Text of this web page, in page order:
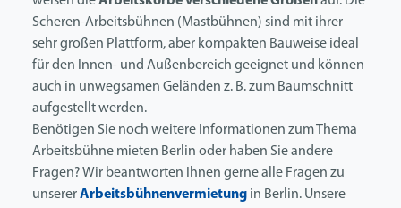
Scheren-Arbeitsbühnen (Mastbühnen) sind mit ihrer
sehr großen Plattform, aber kompakten Bauweise ideal
für den Innen- und Außenbereich geeignet und können
auch in unwegsamen Geländen z. B. zum Baumschnitt
aufgestellt werden.
Benötigen Sie noch weitere Informationen zum Thema
Arbeitsbühne mieten Berlin oder haben Sie andere
Fragen? Wir beantworten Ihnen gerne alle Fragen zu
unsererArbeitsbühnenvermietung in Berlin. Unsere